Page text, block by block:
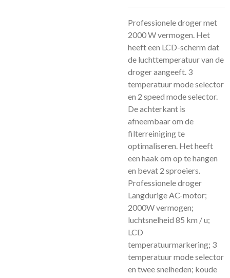
Professionele droger met
2000 W vermogen. Het
heeft een LCD-scherm dat
de luchttemperatuur van de
droger aangeeft. 3
temperatuur mode selector
en 2 speed mode selector.
De achterkant is
afneembaar om de
filterreiniging te
optimaliseren. Het heeft
een haak om op te hangen
en bevat 2 sproeiers.
Professionele droger
Langdurige AC-motor;
2000W vermogen;
luchtsnelheid 85 km / u;
LCD
temperatuurmarkering; 3
temperatuur mode selector
en twee snelheden; koude